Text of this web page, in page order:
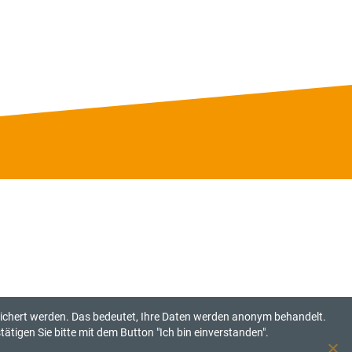
werden. Das bedeutet, Ihre Daten werden anonym behandelt.
Sie bitte mit dem Button "Ich bin einverstanden".